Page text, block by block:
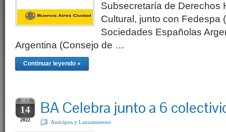
Subsecretaría de Derechos
Cultural, junto con Fedespa
Sociedades Españolas
Argentina (Consejo de …
Continuar leyendo »
OCT
14
2022
BA Celebra junto a 6
Anticipos y Lanzamientos